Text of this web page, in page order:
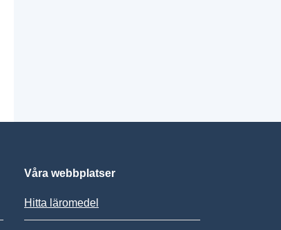
Våra webbplatser
Hitta läromedel